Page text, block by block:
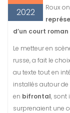
2022
Roux
d’un court
Le metteur en
russe, a fait le
au texte tout en
installés autour
en bifrontal, sont
surprenaient une